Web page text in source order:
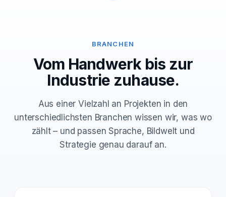
BRANCHEN
Vom Handwerk bis zur
Industrie zuhause.
Aus einer Vielzahl an Projekten in den
unterschiedlichsten Branchen wissen wir, was wo
zählt – und passen Sprache, Bildwelt und
Strategie genau darauf an.